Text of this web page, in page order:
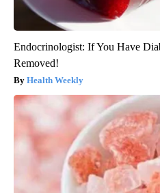
Endocrinologist: If You Have
Removed!
Health Weekly